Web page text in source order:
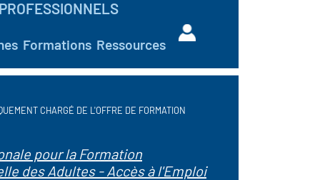
Formations Ressources
CHARGÉ DE L'OFFRE DE FORMATION
pour la Formation
des Adultes - Accès à l'Emploi